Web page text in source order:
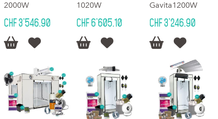
2000W
CHF 3'546.90
 
1020W
CHF 6'605.10
 
Gavita1200W
CHF 3'246.90
 